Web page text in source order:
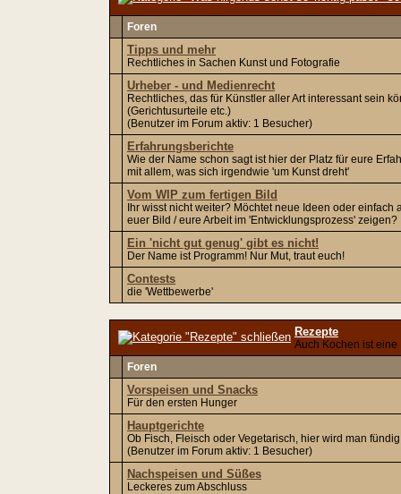
Foren
Tipps und mehr
Rechtliches in Sachen Kunst und Fotografie
Urheber - und Medienrecht
Rechtliches, das für Künstler aller Art interessant sein
(Gerichtusurteile etc.)
(Benutzer im Forum aktiv: 1 Besucher)
Erfahrungsberichte
Wie der Name schon sagt ist hier der Platz für eure
mit allem, was sich irgendwie 'um Kunst dreht'
Vom WIP zum fertigen Bild
Ihr wisst nicht weiter? Möchtet neue Ideen oder einfach
euer Bild / eure Arbeit im 'Entwicklungsprozess' zeigen?
Ein 'nicht gut genug' gibt es nicht!
Der Name ist Programm! Nur Mut, traut euch!
Contests
die 'Wettbewerbe'
Rezepte
Auch Kochen ist eine
Foren
Vorspeisen und Snacks
Für den ersten Hunger
Hauptgerichte
Ob Fisch, Fleisch oder Vegetarisch, hier wird man fündig
(Benutzer im Forum aktiv: 1 Besucher)
Nachspeisen und Süßes
Leckeres zum Abschluss